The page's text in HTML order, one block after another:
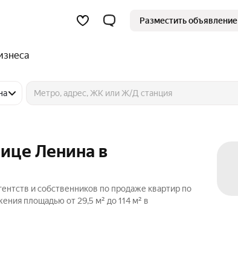
Разместить объявление
Ленина в
и собственников по продаже квартир по
площадью от 29,5 м² до 114 м² в